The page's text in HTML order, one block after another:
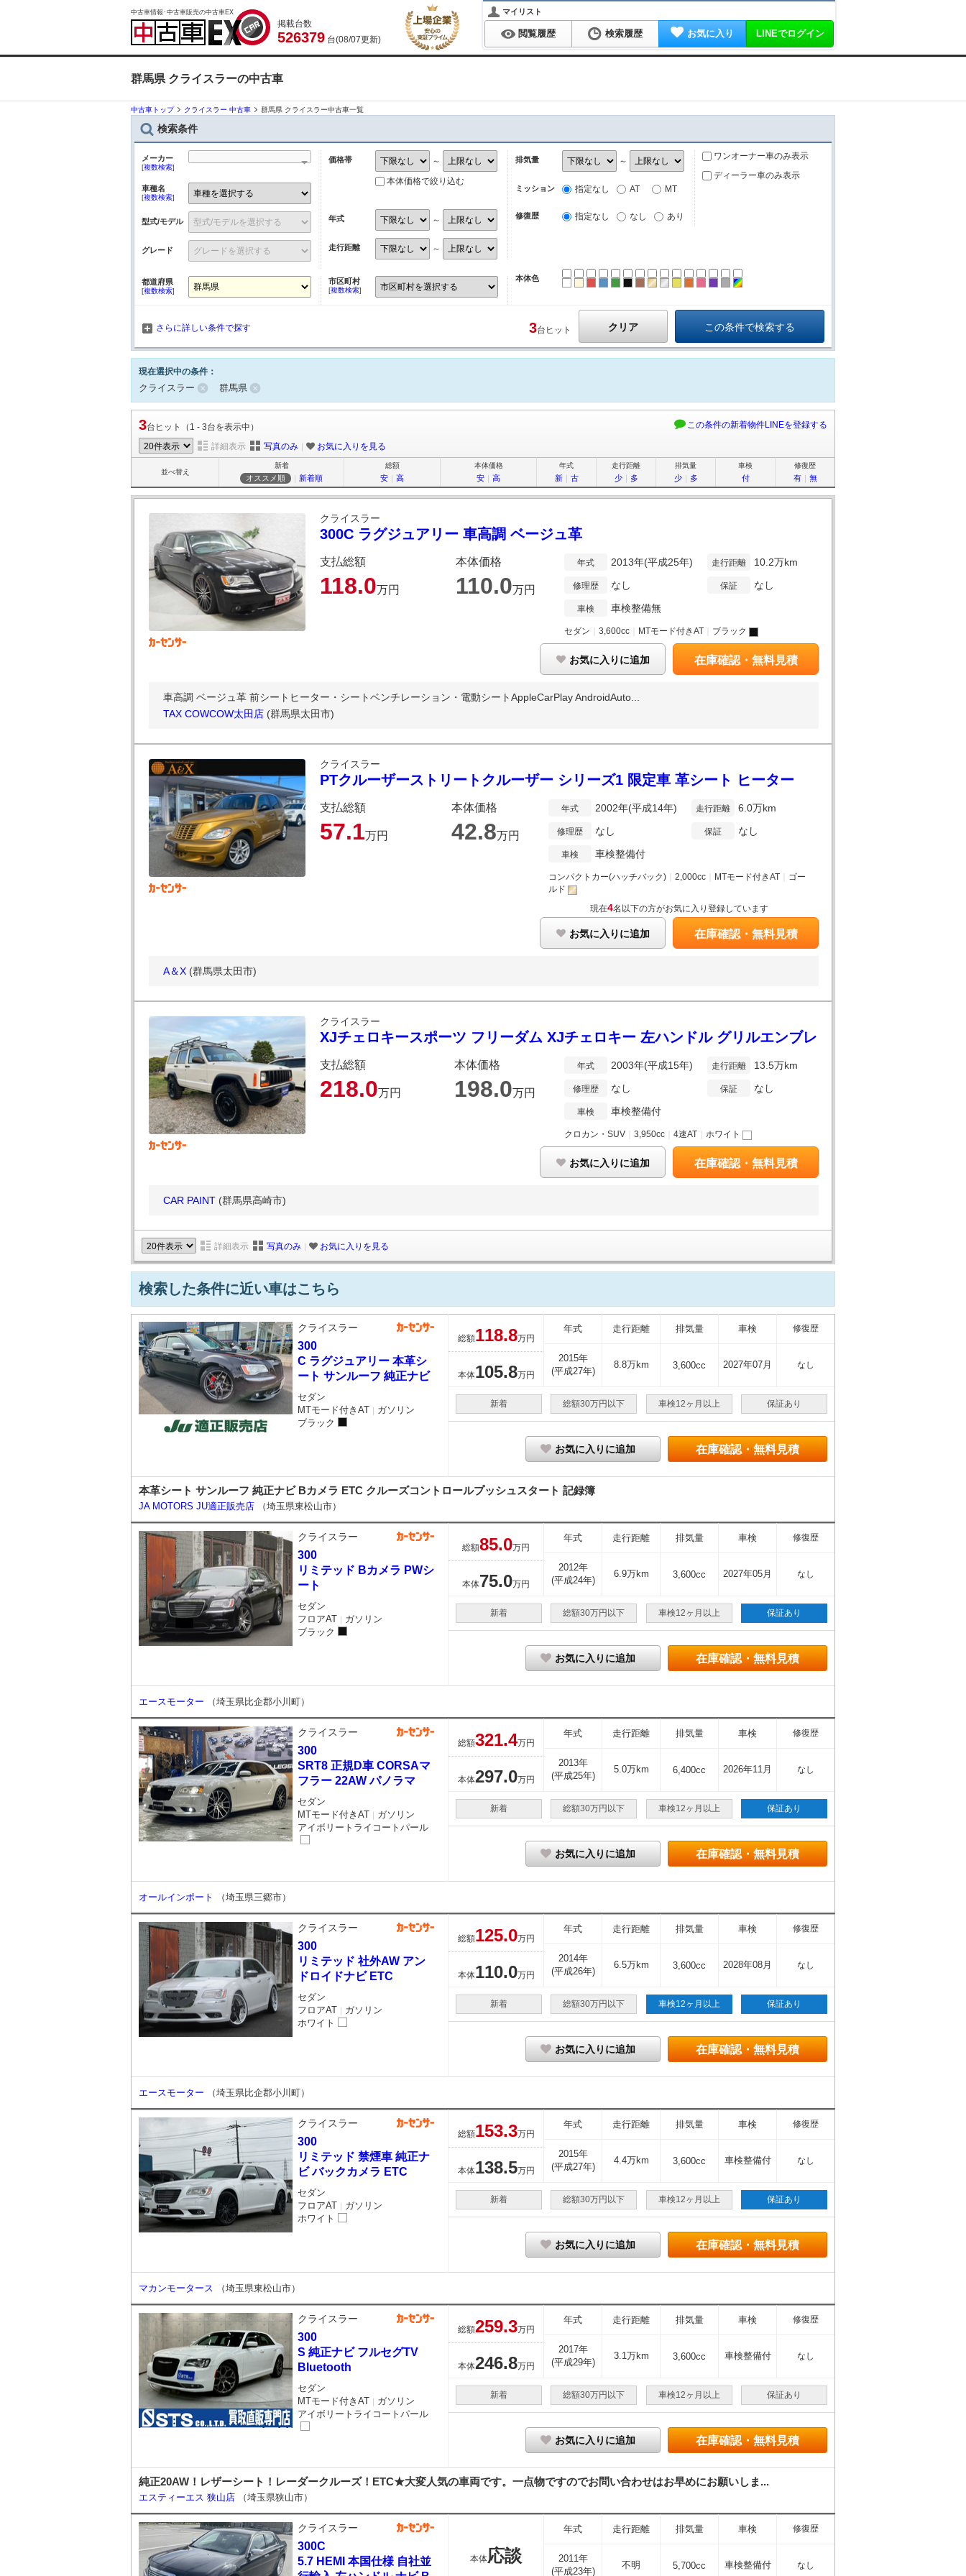
中古車情報･中古車販売の中古車EX
掲載台数
526379 台(08/07更新)
マイリスト
閲覧履歴 検索履歴 お気に入り LINEでログイン
群馬県 クライスラーの中古車
中古車トップ クライスラー 中古車 群馬県 クライスラー中古車一覧
検索条件
メーカー
[複数検索]
車種名
[複数検索]
型式/モデル
グレード
価格帯 ～
本体価格で絞り込む
年式 ～
走行距離 ～
排気量 ～
ミッション 指定なし AT MT
修復歴 指定なし なし あり
ワンオーナー車のみ表示
ディーラー車のみ表示
都道府県
[複数検索]
市区町村
[複数検索]
本体色
レッドブルーグリーン
ブラック
ブラウンゴールド パープル
グレー
さらに詳しい条件で探す クリア
3台ヒット
現在選択中の条件：
クライスラー 群馬県
3台ヒット（1 - 3台を表示中） この条件の新着物件LINEを登録する
詳細表示 写真のみ ｜ お気に入りを見る
並べ替え
新着
オススメ順 ｜ 新着順
総額
安 ｜ 高
本体価格
安 ｜ 高
年式
新｜ 古
走行距離
少｜ 多
排気量
少｜ 多
車検
付
修復歴
有｜ 無
クライスラー
300C ラグジュアリー 車高調 ベージュ革
支払総額
118.0万円
本体価格
110.0万円
年式 2013年(平成25年)
修理歴 なし
車検 車検整備無
走行距離 10.2万km
保証 なし
セダン 3,600cc MTモード付きAT ブラック
お気に入りに追加 在庫確認・無料見積
車高調 ベージュ革 前シートヒーター・シートベンチレーション・電動シートAppleCarPlay AndroidAuto...
TAX COWCOW太田店 (群馬県太田市)
クライスラー
PTクルーザーストリートクルーザー シリーズ1 限定車 革シート ヒーター
支払総額
57.1万円
本体価格
42.8万円
年式 2002年(平成14年)
修理歴 なし
車検 車検整備付
走行距離 6.0万km
保証 なし
コンパクトカー(ハッチバック)｜ 2,000cc｜ MTモード付きAT｜ ゴー
ルド
現在4名以下の方がお気に入り登録しています
お気に入りに追加 在庫確認・無料見積
A＆X (群馬県太田市)
クライスラー
XJチェロキースポーツ フリーダム XJチェロキー 左ハンドル グリルエンブレ
支払総額
218.0万円
本体価格
198.0万円
年式 2003年(平成15年)
修理歴 なし
車検 車検整備付
走行距離 13.5万km
保証 なし
クロカン・SUV 3,950cc 4速AT ホワイト
お気に入りに追加 在庫確認・無料見積
CAR PAINT (群馬県高崎市)
詳細表示 写真のみ ｜ お気に入りを見る
検索した条件に近い車はこちら
クライスラー
300
C ラグジュアリー 本革シ
ート サンルーフ 純正ナビ
セダン
MTモード付きAT ｜ ガソリン
ブラック
総額118.8万円
本体105.8万円
年式 走行距離 排気量 車検 修復歴
2015年
(平成27年)
8.8万km 3,600cc 2027年07月 なし
新着 総額30万円以下 車検12ヶ月以上 保証あり
在庫確認・無料見積
お気に入りに追加
本革シート サンルーフ 純正ナビ Bカメラ ETC クルーズコントロールプッシュスタート 記録簿
JA MOTORS JU適正販売店 （埼玉県東松山市）
クライスラー
300
リミテッド Bカメラ PWシ
ート
セダン
フロアAT ｜ ガソリン
ブラック
総額85.0万円
本体75.0万円
年式 走行距離 排気量 車検 修復歴
2012年
(平成24年)
6.9万km 3,600cc 2027年05月 なし
新着 総額30万円以下 車検12ヶ月以上 保証あり
在庫確認・無料見積
お気に入りに追加
エースモーター （埼玉県比企郡小川町）
クライスラー
300
SRT8 正規D車 CORSAマ
フラー 22AW パノラマ
セダン
MTモード付きAT ｜ ガソリン
アイボリートライコートパール
総額321.4万円
本体297.0万円
年式 走行距離 排気量 車検 修復歴
2013年
(平成25年)
5.0万km 6,400cc 2026年11月 なし
新着 総額30万円以下 車検12ヶ月以上 保証あり
在庫確認・無料見積
お気に入りに追加
オールインポート （埼玉県三郷市）
クライスラー
300
リミテッド 社外AW アン
ドロイドナビ ETC
セダン
フロアAT ｜ ガソリン
ホワイト
総額125.0万円
本体110.0万円
年式 走行距離 排気量 車検 修復歴
2014年
(平成26年)
6.5万km 3,600cc 2028年08月 なし
新着 総額30万円以下 車検12ヶ月以上 保証あり
在庫確認・無料見積
お気に入りに追加
エースモーター （埼玉県比企郡小川町）
クライスラー
300
リミテッド 禁煙車 純正ナ
ビ バックカメラ ETC
セダン
フロアAT ｜ ガソリン
ホワイト
総額153.3万円
本体138.5万円
年式 走行距離 排気量 車検 修復歴
2015年
(平成27年)
4.4万km 3,600cc 車検整備付 なし
新着 総額30万円以下 車検12ヶ月以上 保証あり
在庫確認・無料見積
お気に入りに追加
マカンモータース （埼玉県東松山市）
クライスラー
300
S 純正ナビ フルセグTV
Bluetooth
セダン
MTモード付きAT ｜ ガソリン
アイボリートライコートパール
総額259.3万円
本体246.8万円
年式 走行距離 排気量 車検 修復歴
2017年
(平成29年)
3.1万km 3,600cc 車検整備付 なし
新着 総額30万円以下 車検12ヶ月以上 保証あり
在庫確認・無料見積
お気に入りに追加
純正20AW！レザーシート！レーダークルーズ！ETC★大変人気の車両です。一点物ですのでお問い合わせはお早めにお願いしま...
エスティーエス 狭山店 （埼玉県狭山市）
クライスラー
300C
5.7 HEMI 本国仕様 自社並
本体応談
年式 走行距離 排気量 車検 修復歴
2011年
(平成23年)
不明 5,700cc 車検整備付 なし